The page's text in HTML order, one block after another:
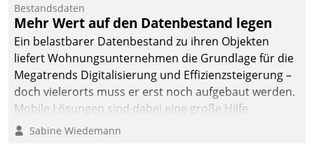
Datatrain. Die meravis
Wohnungsbau- und
Immobilien GmbH hat
sich dabei für den Betrieb
der Lösung über die SAP
Cloud Platform
entschieden - als erstes
Unternehmen am
Bestandsdaten
Mehr Wert auf den Datenbestand legen
Ein belastbarer Datenbestand zu ihren Objekten
liefert Wohnungsunternehmen die Grundlage für die
Megatrends Digitalisierung und Effizienzsteigerung –
doch vielerorts muss er erst noch aufgebaut werden.
Mobile Lösungen sind dabei eine große Hilfe.
Sabine Wiedemann